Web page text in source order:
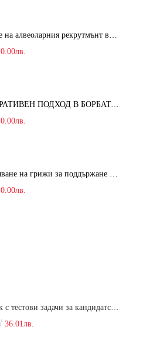
0.00лв.
ИНТЕГРАТИВЕН ПОДХОД В БОРБАТА С COVID-19: От патогенезата на Sars-Cov-2 до фитомедицината и етноботаниката. Антивирусна активност и терапевтичен потенциал на българските лечебни растения
0.00лв.
0.00лв.
36.01лв.